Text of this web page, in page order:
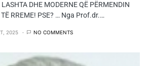
DHE MODERNE QË PËRMENDIN
RREME! PSE? … Nga Prof.dr.…
2025 NO COMMENTS